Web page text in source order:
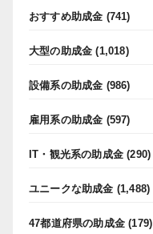
おすすめ助成金 (741)
大型の助成金 (1,018)
設備系の助成金 (986)
雇用系の助成金 (597)
IT・観光系の助成金 (290)
ユニークな助成金 (1,488)
47都道府県の助成金 (179)